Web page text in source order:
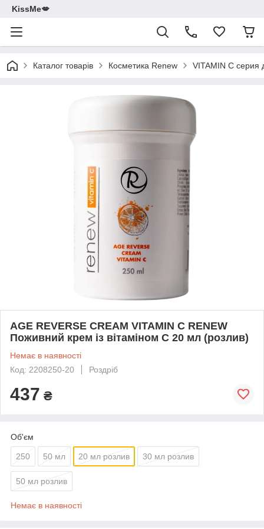
KissMe💋
Каталог товарів Косметика Renew VITAMIN C серия
AGE REVERSE CREAM VITAMIN C RENEW
Поживний крем із вітаміном C 20 мл (розлив)
Немає в наявності
Код: 2208250-20
Роздріб
437 ₴
Об'єм
250 50 мл 20 мл розлив 30 мл розлив
50 мл розлив
Немає в наявності